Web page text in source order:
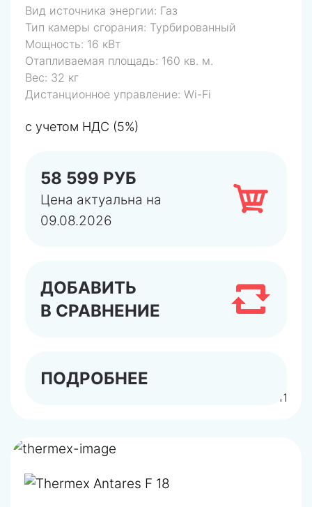
арт.443111
Вид источника энергии: Газ
Тип камеры сгорания: Турбированный
Мощность: 16 кВт
Отапливаемая площадь: 160 кв. м.
Вес: 32 кг
Дистанционное управление: Wi-Fi
с учетом НДС (5%)
58 599 РУБ
Цена актуальна на
09.08.2026
ДОБАВИТЬ
В СРАВНЕНИЕ
ПОДРОБНЕЕ